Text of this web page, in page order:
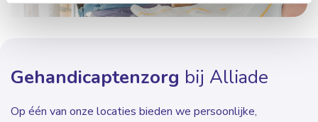
Gehandicaptenzorg bij Alliade
Op één van onze locaties bieden we persoonlijke,